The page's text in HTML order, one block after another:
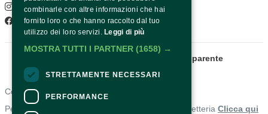
Instagram
Facebook
Amministrazione trasparente
Contatti
Per informazioni e supporto all'acquisto della biglietteria Clicca qui
combinarle con altre informazioni che hai
fornito loro o che hanno raccolto dal tuo
utilizzo dei loro servizi. Leggi di più
MOSTRA TUTTI I PARTNER (1658) →
STRETTAMENTE NECESSARI
PERFORMANCE